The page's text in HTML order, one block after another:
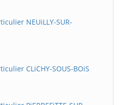
NEUiLLY-SUR-
CLiCHY-SOUS-BOiS